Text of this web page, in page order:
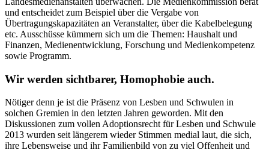
und entscheidet zum Beispiel über die Vergabe von
Übertragungskapazitäten an Veranstalter, über die Kabelbelegung
etc. Ausschüsse kümmern sich um die Themen: Haushalt und
Finanzen, Medienentwicklung, Forschung und Medienkompetenz
sowie Programm.
Wir werden sichtbarer, Homophobie auch.
Nötiger denn je ist die Präsenz von Lesben und Schwulen in
solchen Gremien in den letzten Jahren geworden. Mit den
Diskussionen zum vollen Adoptionsrecht für Lesben und Schwule
2013 wurden seit längerem wieder Stimmen medial laut, die sich,
ihre Lebensweise und ihr Familienbild von zu viel Offenheit und